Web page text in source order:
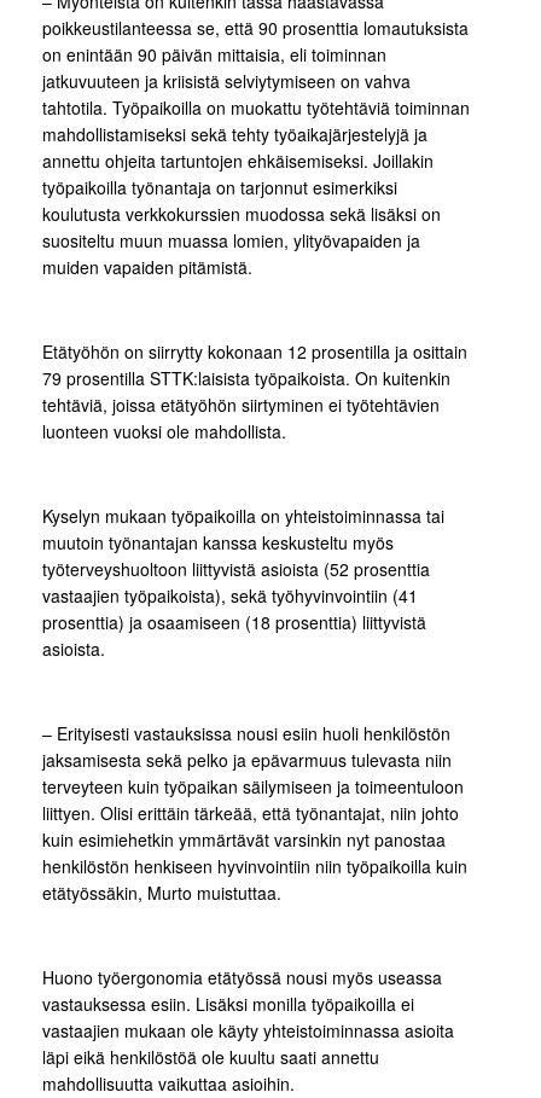
poikkeustilanteessa se, että 90 prosenttia lomautuksista
on enintään 90 päivän mittaisia, eli toiminnan
jatkuvuuteen ja kriisistä selviytymiseen on vahva
tahtotila. Työpaikoilla on muokattu työtehtäviä toiminnan
mahdollistamiseksi sekä tehty työaikajärjestelyjä ja
annettu ohjeita tartuntojen ehkäisemiseksi. Joillakin
työpaikoilla työnantaja on tarjonnut esimerkiksi
koulutusta verkkokurssien muodossa sekä lisäksi on
suositeltu muun muassa lomien, ylityövapaiden ja
muiden vapaiden pitämistä.
Etätyöhön on siirrytty kokonaan 12 prosentilla ja osittain
79 prosentilla STTK:laisista työpaikoista. On kuitenkin
tehtäviä, joissa etätyöhön siirtyminen ei työtehtävien
luonteen vuoksi ole mahdollista.
Kyselyn mukaan työpaikoilla on yhteistoiminnassa tai
muutoin työnantajan kanssa keskusteltu myös
työterveyshuoltoon liittyvistä asioista (52 prosenttia
vastaajien työpaikoista), sekä työhyvinvointiin (41
prosenttia) ja osaamiseen (18 prosenttia) liittyvistä
asioista.
– Erityisesti vastauksissa nousi esiin huoli henkilöstön
jaksamisesta sekä pelko ja epävarmuus tulevasta niin
terveyteen kuin työpaikan säilymiseen ja toimeentuloon
liittyen. Olisi erittäin tärkeää, että työnantajat, niin johto
kuin esimiehetkin ymmärtävät varsinkin nyt panostaa
henkilöstön henkiseen hyvinvointiin niin työpaikoilla kuin
etätyössäkin, Murto muistuttaa.
Huono työergonomia etätyössä nousi myös useassa
vastauksessa esiin. Lisäksi monilla työpaikoilla ei
vastaajien mukaan ole käyty yhteistoiminnassa asioita
läpi eikä henkilöstöä ole kuultu saati annettu
mahdollisuutta vaikuttaa asioihin.